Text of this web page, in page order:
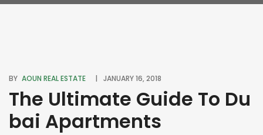
BY AOUN REAL ESTATE JANUARY 16, 2018
The Ultimate Guide To Du
bai Apartments